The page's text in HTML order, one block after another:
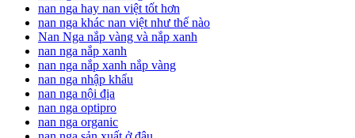
nan nga hay nan việt tốt hơn
nan nga khác nan việt như thế nào
Nan Nga nắp vàng và nắp xanh
nan nga nắp xanh
nan nga nắp xanh nắp vàng
nan nga nhập khẩu
nan nga nội địa
nan nga optipro
nan nga organic